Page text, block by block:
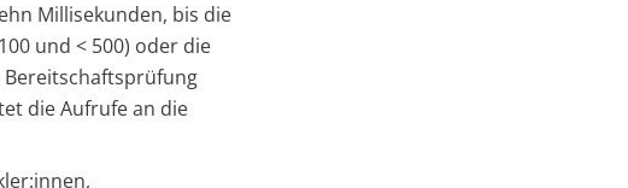
Millisekunden, bis die
und < 500) oder die
die Aufrufe an die